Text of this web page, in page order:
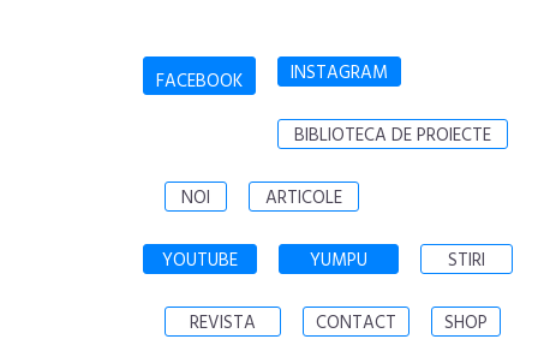
FACEBOOK INSTAGRAM
BIBLIOTECA DE PROIECTE
NOI ARTICOLE
YOUTUBE YUMPU STIRI
REVISTA CONTACT SHOP